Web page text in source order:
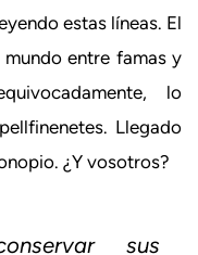
estas líneas. El
entre famas y
lo
Llegado
¿Y vosotros?
sus